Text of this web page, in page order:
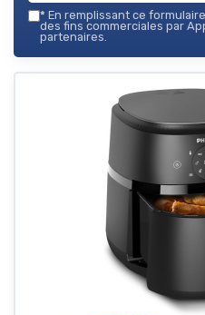
* En remplissant ce
des fins commerciales par
partenaires.